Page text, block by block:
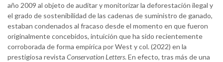
año 2009 al objeto de auditar y monitorizar la deforestación ilegal y
el grado de sostenibilidad de las cadenas de suministro de ganado,
estaban condenados al fracaso desde el momento en que fueron
originalmente concebidos, intuición que ha sido recientemente
corroborada de forma empírica por West y col. (2022) en la
prestigiosa revista Conservation Letters. En efecto, tras más de una